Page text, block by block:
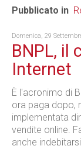
Pubblicato in
Domenica, 29
BNPL, il
Internet
È l'acronimo di
ora paga dopo,
implementata
vendite online.
anche